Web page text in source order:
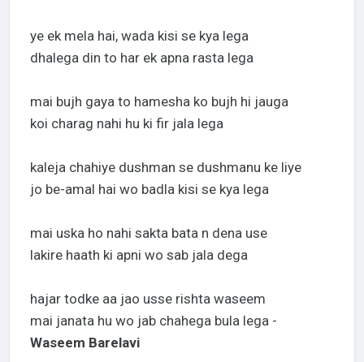
ye ek mela hai, wada kisi se kya lega
dhalega din to har ek apna rasta lega
mai bujh gaya to hamesha ko bujh hi jauga
koi charag nahi hu ki fir jala lega
kaleja chahiye dushman se dushmanu ke liye
jo be-amal hai wo badla kisi se kya lega
mai uska ho nahi sakta bata n dena use
lakire haath ki apni wo sab jala dega
hajar todke aa jao usse rishta waseem
mai janata hu wo jab chahega bula lega -
Waseem Barelavi